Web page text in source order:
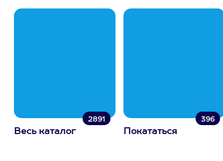
2891
Весь каталог
396
Покататься